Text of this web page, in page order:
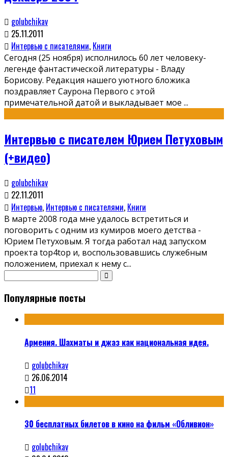
golubchikav
25.11.2011
Интервью с писателями, Книги
Сегодня (25 ноября) исполнилось 60 лет человеку-
легенде фантастической литературы - Владу
Борисову. Редакция нашего уютного бложика
поздравляет Саурона Первого с этой
примечательной датой и выкладывает мое ...
Интервью с писателем Юрием Петуховым
(+видео)
golubchikav
22.11.2011
Интервью, Интервью с писателями, Книги
В марте 2008 года мне удалось встретиться и
поговорить с одним из кумиров моего детства -
Юрием Петуховым. Я тогда работал над запуском
проекта top4top и, воспользовавшись служебным
положением, приехал к нему с...
Популярные посты
Армения. Шахматы и джаз как национальная идея.
golubchikav
26.06.2014
11
30 бесплатных билетов в кино на фильм «Обливион»
golubchikav